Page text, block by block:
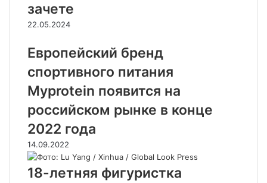
зачете
22.05.2024
Европейский бренд
спортивного питания
Myprotein появится на
российском рынке в конце
2022 года
14.09.2022
18-летняя фигуристка